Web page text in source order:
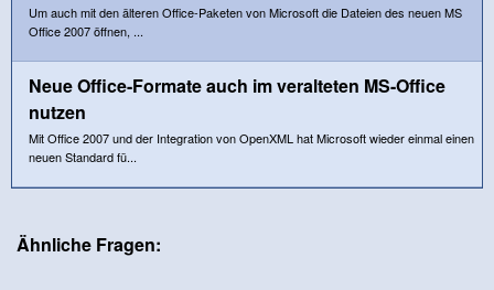
Um auch mit den älteren Office-Paketen von Microsoft die Dateien des neuen MS
Office 2007 öffnen, ...
Neue Office-Formate auch im veralteten MS-Office
nutzen
Mit Office 2007 und der Integration von OpenXML hat Microsoft wieder einmal einen
neuen Standard fü...
Ähnliche Fragen: